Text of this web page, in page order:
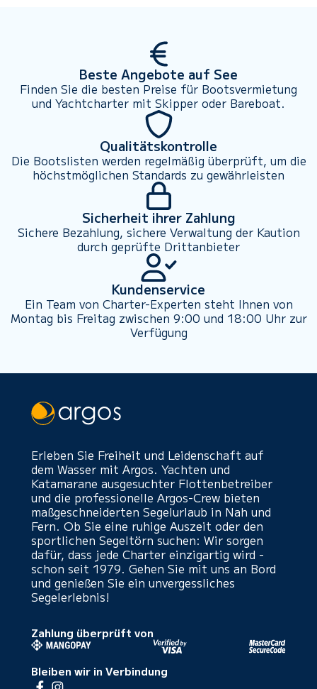
Beste Angebote auf See
Finden Sie die besten Preise für Bootsvermietung
und Yachtcharter mit Skipper oder Bareboat.
Qualitätskontrolle
Die Bootslisten werden regelmäßig überprüft, um die
höchstmöglichen Standards zu gewährleisten
Sicherheit ihrer Zahlung
Sichere Bezahlung, sichere Verwaltung der Kaution
durch geprüfte Drittanbieter
Kundenservice
Ein Team von Charter-Experten steht Ihnen von
Montag bis Freitag zwischen 9:00 und 18:00 Uhr zur
Verfügung
Erleben Sie Freiheit und Leidenschaft auf
dem Wasser mit Argos. Yachten und
Katamarane ausgesuchter Flottenbetreiber
und die professionelle Argos-Crew bieten
maßgeschneiderten Segelurlaub in Nah und
Fern. Ob Sie eine ruhige Auszeit oder den
sportlichen Segeltörn suchen: Wir sorgen
dafür, dass jede Charter einzigartig wird -
schon seit 1979. Gehen Sie mit uns an Bord
und genießen Sie ein unvergessliches
Segelerlebnis!
Zahlung überprüft von
Bleiben wir in Verbindung